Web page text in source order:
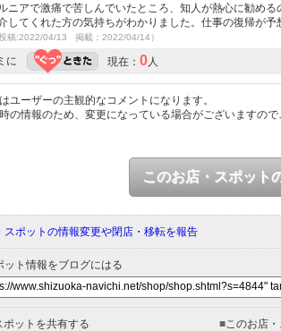
ニアで激痛で苦しんでいたところ、知人が熱心に勧め
してくれた方の気持ちがわかりました。仕事の復帰が
投稿:2022/04/13 掲載：2022/04/14）
に 現在： 0 人
ユーザーの主観的なコメントになります。
の情報のため、変更になっている場合がございますので
このお店・スポット
スポットの情報変更や閉店・移転を報告
ット情報をブログにはる
ポットを共有する ■ このお店